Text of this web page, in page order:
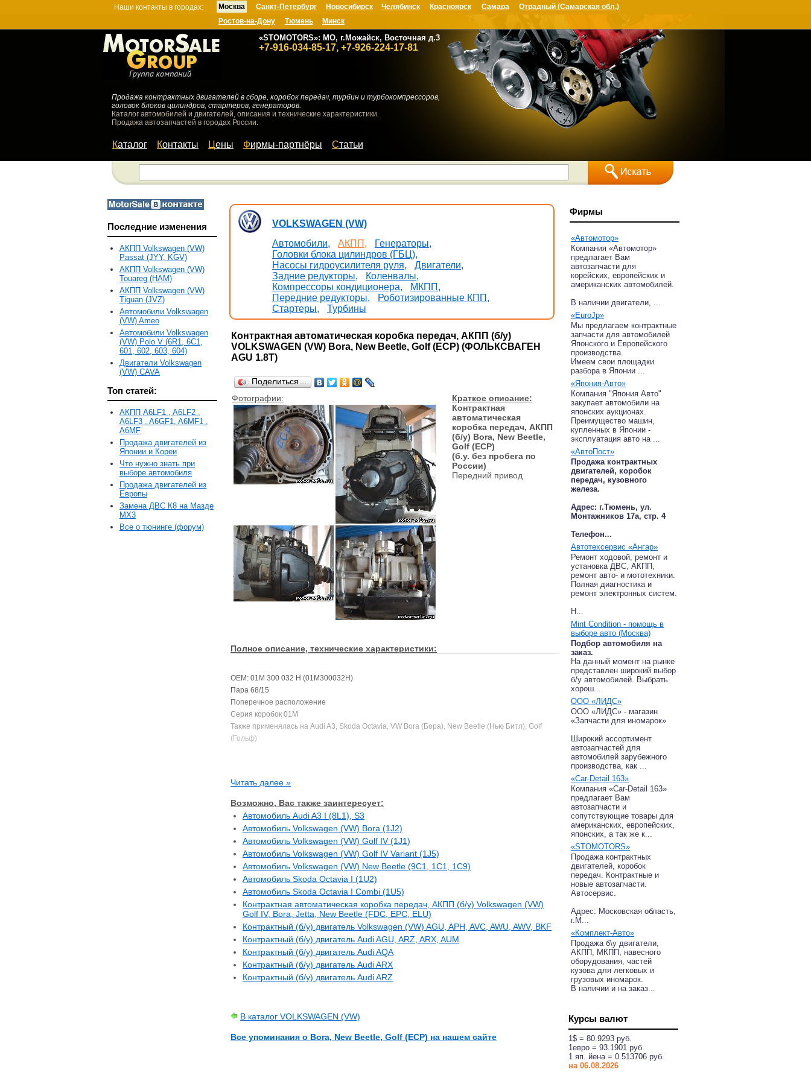
Наши контакты в городах: Москва
«STOMOTORS»: МО, г.Можайск, Восточная д.3
+7-916-034-85-17, +7-926-224-17-81
Санкт-Петербург Новосибирск Челябинск Красноярск Самара
Отрадный (Самарская обл.)
Ростов-на-Дону
Тюмень Минск
Продажа контрактных двигателей в сборе, коробок передач, турбин и турбокомпрессоров,
головок блоков цилиндров, стартеров, генераторов.
Каталог автомобилей и двигателей, описания и технические характеристики.
Продажа автозапчастей в городах России.
Каталог Контакты Цены Фирмы-партнёры Статьи
Последние изменения
АКПП Volkswagen (VW)
Passat (JYY, KGV)
АКПП Volkswagen (VW)
Touareg (HAM)
АКПП Volkswagen (VW)
Tiguan (JVZ)
Автомобили Volkswagen
(VW) Ameo
Автомобили Volkswagen
(VW) Polo V (6R1, 6С1,
601, 602, 603, 604)
Двигатели Volkswagen
(VW) CAVA
Топ статей:
АКПП A6LF1 , A6LF2 ,
A6LF3 , A6GF1, A6MF1 ,
A6MF
Продажа двигателей из
Японии и Кореи
Что нужно знать при
выборе автомобиля
Продажа двигателей из
Европы
Замена ДВС К8 на Мазде
MX3
Все о тюнинге (форум)
VOLKSWAGEN (VW)
Автомобили,
АКПП,
Генераторы,
Головки блока цилиндров (ГБЦ),
Насосы гидроусилителя руля,
Двигатели,
Задние редукторы,
Коленвалы,
Компрессоры кондиционера,
МКПП,
Передние редукторы,
Роботизированные КПП,
Стартеры,
Турбины
Контрактная автоматическая коробка передач, АКПП (б/у)
VOLKSWAGEN (VW) Bora, New Beetle, Golf (ECP) (ФОЛЬКСВАГЕН
AGU 1.8T)
Поделиться…
Фотографии:
Краткое описание:
Контрактная
автоматическая
коробка передач, АКПП
(б/у) Bora, New Beetle,
Golf (ECP)
(б.у. без пробега по
России)
Передний привод
Полное описание, технические характеристики:
OEM: 01M 300 032 H (01M300032H)
Пара 68/15
Поперечное расположение
Серия коробок 01M
Также применялась на Audi A3, Skoda Octavia, VW Bora (Бора), New Beetle (Нью Битл), Golf
(Гольф)
Читать далее »
Возможно, Вас также заинтересует:
Автомобиль Audi A3 I (8L1), S3
Автомобиль Volkswagen (VW) Bora (1J2)
Автомобиль Volkswagen (VW) Golf IV (1J1)
Автомобиль Volkswagen (VW) Golf IV Variant (1J5)
Автомобиль Volkswagen (VW) New Beetle (9C1, 1C1, 1C9)
Автомобиль Skoda Octavia I (1U2)
Автомобиль Skoda Octavia I Combi (1U5)
Контрактная автоматическая коробка передач, АКПП (б/у) Volkswagen (VW)
Golf IV, Bora, Jetta, New Beetle (FDC, EPC, ELU)
Контрактный (б/у) двигатель Volkswagen (VW) AGU, APH, AVC, AWU, AWV, BKF
Контрактный (б/у) двигатель Audi AGU, ARZ, ARX, AUM
Контрактный (б/у) двигатель Audi AQA
Контрактный (б/у) двигатель Audi ARX
Контрактный (б/у) двигатель Audi ARZ
В каталог VOLKSWAGEN (VW)
Все упоминания о Bora, New Beetle, Golf (ECP) на нашем сайте
Фирмы
«Автомотор»
Компания «Автомотор»
предлагает Вам
автозапчасти для
корейских, европейских и
американских автомобилей.
В наличии двигатели, ...
«EuroJp»
Мы предлагаем контрактные
запчасти для автомобилей
Японского и Европейского
производства.
Имеем свои площадки
разбора в Японии ...
«Япония-Авто»
Компания "Япония Авто"
закупает автомобили на
японских аукционах.
Преимущество машин,
купленных в Японии -
эксплуатация авто на ...
«АвтоПост»
Продажа контрактных
двигателей, коробок
передач, кузовного
железа.
Адрес: г.Тюмень, ул.
Монтажников 17а, стр. 4
Телефон...
Автотехсервис «Ангар»
Ремонт ходовой, ремонт и
установка ДВС, АКПП,
ремонт авто- и мототехники.
Полная диагностика и
ремонт электронных систем.
Н...
Mint Condition - помощь в
выборе авто (Москва)
Подбор автомобиля на
заказ.
На данный момент на рынке
представлен широкий выбор
б/у автомобилей. Выбрать
хорош...
ООО «ЛИДС»
ООО «ЛИДС» - магазин
«Запчасти для иномарок»
Широкий ассортимент
автозапчастей для
автомобилей зарубежного
производства, как ...
«Car-Detail 163»
Компания «Car-Detail 163»
предлагает Вам
автозапчасти и
сопутствующие товары для
американских, европейских,
японских, а так же к...
«STOMOTORS»
Продажа контрактных
двигателей, коробок
передач. Контрактные и
новые автозапчасти.
Автосервис.
Адрес: Московская область,
г.М...
«Комплект-Авто»
Продажа б\у двигатели,
АКПП, МКПП, навесного
оборудования, частей
кузова для легковых и
грузовых иномарок.
В наличии и на заказ...
Курсы валют
1$ = 80.9293 руб.
1eвро = 93.1901 руб.
1 яп. йена = 0.513706 руб.
на 06.08.2026